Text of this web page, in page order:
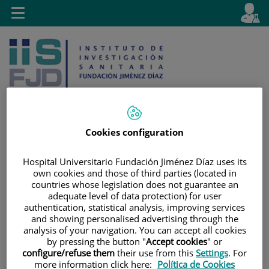
Jump to content
selector
Active
en
Toggle
navigation
Cookies configuration
Hospital Universitario Fundación Jiménez Díaz uses its
own cookies and those of third parties (located in
countries whose legislation does not guarantee an
adequate level of data protection) for user
authentication, statistical analysis, improving services
and showing personalised advertising through the
analysis of your navigation. You can accept all cookies
by pressing the button "Accept cookies" or
configure/refuse them their use from this Settings. For
more information click here: Política de Cookies